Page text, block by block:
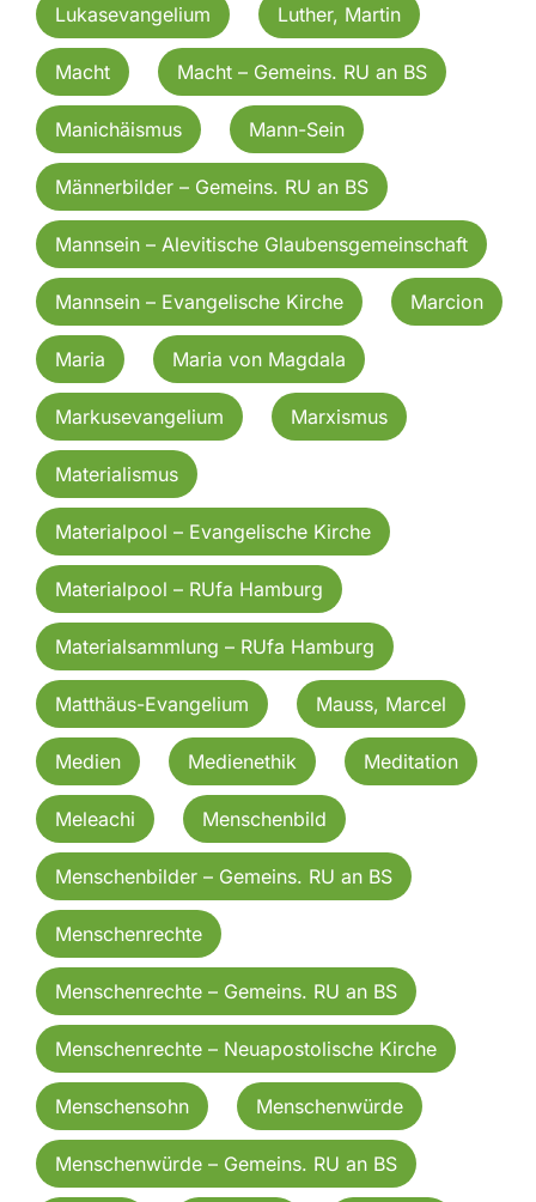
Lukasevangelium Luther, Martin
Macht Macht – Gemeins. RU an BS
Manichäismus Mann-Sein
Männerbilder – Gemeins. RU an BS
Mannsein – Alevitische Glaubensgemeinschaft
Mannsein – Evangelische Kirche Marcion
Maria Maria von Magdala
Markusevangelium Marxismus
Materialismus
Materialpool – Evangelische Kirche
Materialpool – RUfa Hamburg
Materialsammlung – RUfa Hamburg
Matthäus-Evangelium Mauss, Marcel
Medien Medienethik Meditation
Meleachi Menschenbild
Menschenbilder – Gemeins. RU an BS
Menschenrechte
Menschenrechte – Gemeins. RU an BS
Menschenrechte – Neuapostolische Kirche
Menschensohn Menschenwürde
Menschenwürde – Gemeins. RU an BS